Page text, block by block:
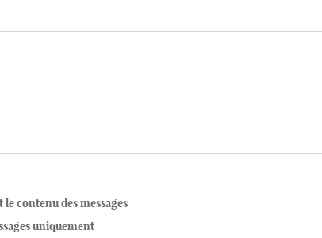
contenu des messages
uniquement